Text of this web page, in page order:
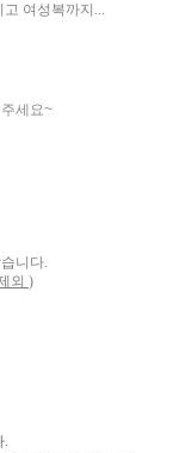
고 여성복까지...
세요~
니다.
외 )
.